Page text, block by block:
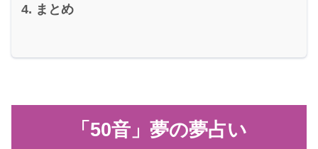
まとめ
「50音」夢の夢占い